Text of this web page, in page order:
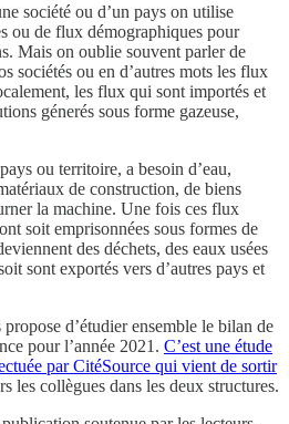
société ou d’un pays on utilise
ou de flux démographiques pour
Mais on oublie souvent parler de
sociétés ou en d’autres mots les flux
les flux qui sont importés et
génerés sous forme gazeuse,
ou territoire, a besoin d’eau,
de construction, de biens
la machine. Une fois ces flux
soit emprisonnées sous formes de
des déchets, des eaux usées
sont exportés vers d’autres pays et
d’étudier ensemble le bilan de
pour l’année 2021. C’est une étude
par CitéSource qui vient de sortir
les collègues dans les deux structures.